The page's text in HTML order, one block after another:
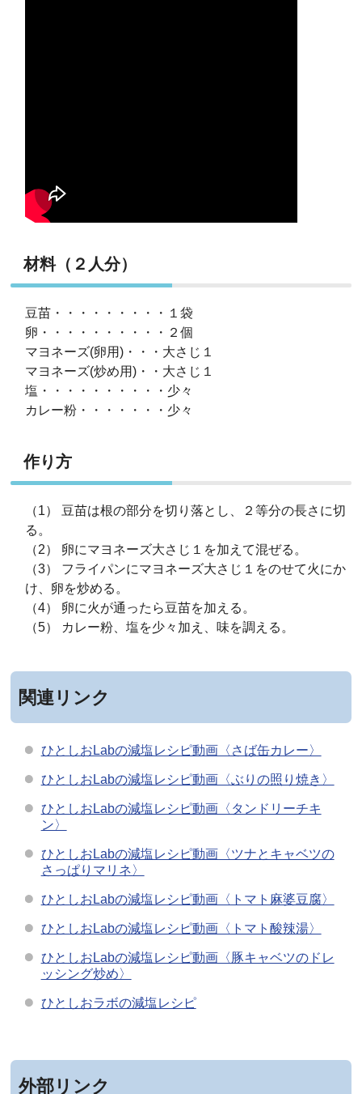
材料（２人分）
豆苗・・・・・・・・・１袋
卵・・・・・・・・・・２個
マヨネーズ(卵用)・・・大さじ１
マヨネーズ(炒め用)・・大さじ１
塩・・・・・・・・・・少々
カレー粉・・・・・・・少々
作り方
（1） 豆苗は根の部分を切り落とし、２等分の長さに切
る。
（2） 卵にマヨネーズ大さじ１を加えて混ぜる。
（3） フライパンにマヨネーズ大さじ１をのせて火にか
け、卵を炒める。
（4） 卵に火が通ったら豆苗を加える。
（5） カレー粉、塩を少々加え、味を調える。
関連リンク
ひとしおLabの減塩レシピ動画〈さば缶カレー〉
ひとしおLabの減塩レシピ動画〈ぶりの照り焼き〉
ひとしおLabの減塩レシピ動画〈タンドリーチキ
ン〉
ひとしおLabの減塩レシピ動画〈ツナとキャベツの
さっぱりマリネ〉
ひとしおLabの減塩レシピ動画〈トマト麻婆豆腐〉
ひとしおLabの減塩レシピ動画〈トマト酸辣湯〉
ひとしおLabの減塩レシピ動画〈豚キャベツのドレ
ッシング炒め〉
ひとしおラボの減塩レシピ
外部リンク